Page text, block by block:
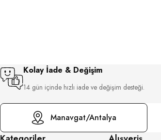
Kolay İade & Değişim
14 gün içinde hızlı iade ve değişim desteği.
Manavgat/Antalya